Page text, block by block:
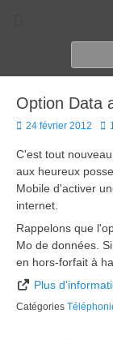
Pour les
Option Data
Posted
24 février 2012
C'est tout
aux heureux
Mobile d'activer
internet.
Rappelons que
Mo de données.
en hors-forfait à
Plus
Catégories